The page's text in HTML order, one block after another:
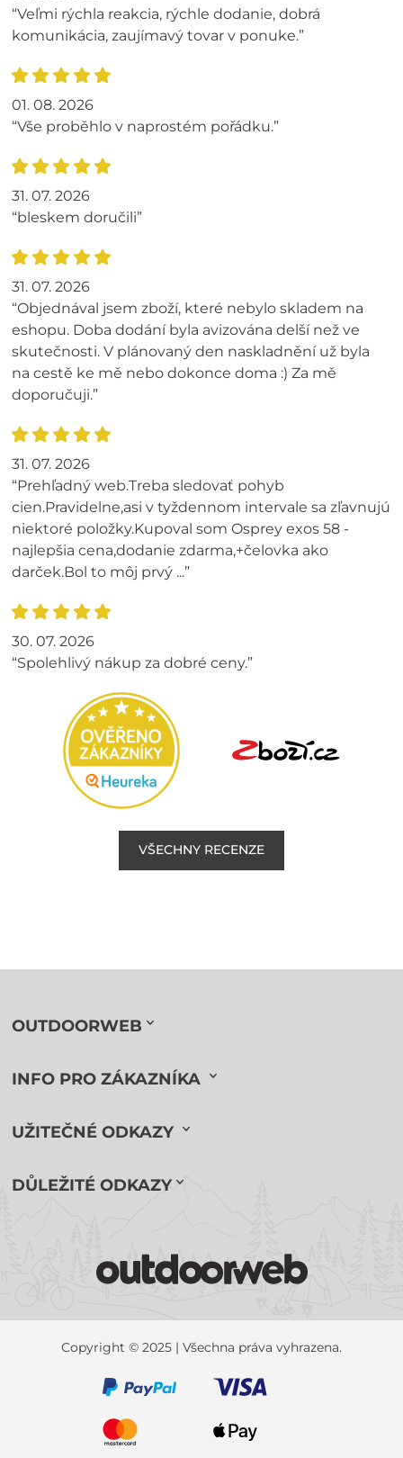
“Veľmi rýchla reakcia, rýchle dodanie, dobrá
komunikácia, zaujímavý tovar v ponuke.”
01. 08. 2026
“Vše proběhlo v naprostém pořádku.”
31. 07. 2026
“bleskem doručili”
31. 07. 2026
“Objednával jsem zboží, které nebylo skladem na
eshopu. Doba dodání byla avizována delší než ve
skutečnosti. V plánovaný den naskladnění už byla
na cestě ke mě nebo dokonce doma :) Za mě
doporučuji.”
31. 07. 2026
“Prehľadný web.Treba sledovať pohyb
cien.Pravidelne,asi v tyždennom intervale sa zľavnujú
niektoré položky.Kupoval som Osprey exos 58 -
najlepšia cena,dodanie zdarma,+čelovka ako
darček.Bol to môj prvý ...”
30. 07. 2026
“Spolehlivý nákup za dobré ceny.”
VŠECHNY RECENZE
OUTDOORWEB
INFO PRO ZÁKAZNÍKA
UŽITEČNÉ ODKAZY
DŮLEŽITÉ ODKAZY
Copyright © 2025 | Všechna práva vyhrazena.